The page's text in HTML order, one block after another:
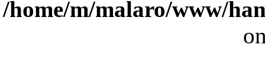
/home/m/malaro/www/